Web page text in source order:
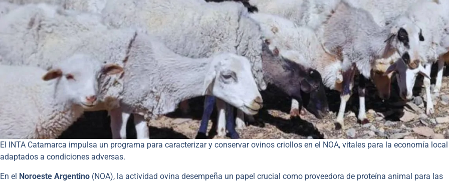
El INTA Catamarca impulsa un programa para caracterizar y conservar ovinos criollos en el NOA, vitales para la economía
adaptados a condiciones adversas.
En el Noroeste Argentino (NOA), la actividad ovina desempeña un papel crucial como proveedora de proteína animal para las